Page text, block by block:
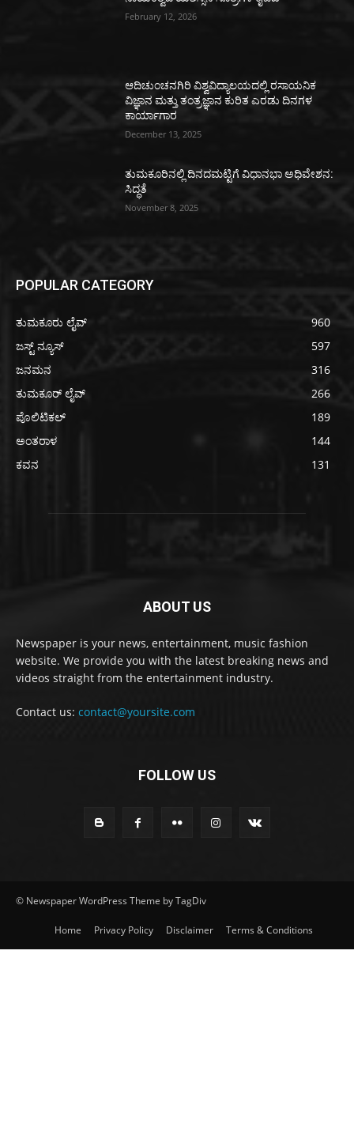
February 12, 2026
ಆದಿಚುಂಚನಗಿರಿ ವಿಶ್ವವಿದ್ಯಾಲಯದಲ್ಲಿ ರಸಾಯನಿಕ
ವಿಜ್ಞಾನ ಮತ್ತು ತಂತ್ರಜ್ಞಾನ ಕುರಿತ ಎರಡು ದಿನಗಳ
ಕಾರ್ಯಾಗಾರ
December 13, 2025
ತುಮಕೂರಿನಲ್ಲಿ ದಿನದಮಟ್ಟಿಗೆ ವಿಧಾನಭಾ ಅಧಿವೇಶನ:
ಸಿದ್ಧತೆ
November 8, 2025
POPULAR CATEGORY
ತುಮಕೂರು ಲೈವ್
960
ಜಸ್ಟ್ ನ್ಯೂಸ್
597
ಜನಮನ
316
ತುಮಕೂರ್ ಲೈವ್
266
ಪೊಲಿಟಿಕಲ್
189
ಅಂತರಾಳ
144
ಕವನ
131
ABOUT US
Newspaper is your news, entertainment, music fashion
website. We provide you with the latest breaking news and
videos straight from the entertainment industry.
Contact us: contact@yoursite.com
FOLLOW US
© Newspaper WordPress Theme by TagDiv
Home Privacy Policy Disclaimer Terms & Conditions